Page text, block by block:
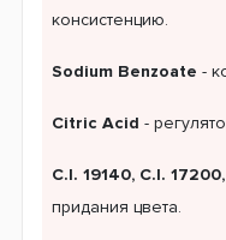
консистенцию.
Sodium Benzoate -
Citric Acid -
C.I. 19140, C.I.
придания цвета.